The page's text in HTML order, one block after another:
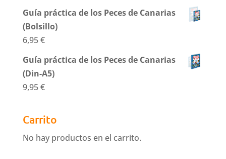
Guía práctica de los Peces de Canarias
(Bolsillo)
6,95€
Guía práctica de los Peces de Canarias
(Din-A5)
9,95€
Carrito
No hay productos en el carrito.